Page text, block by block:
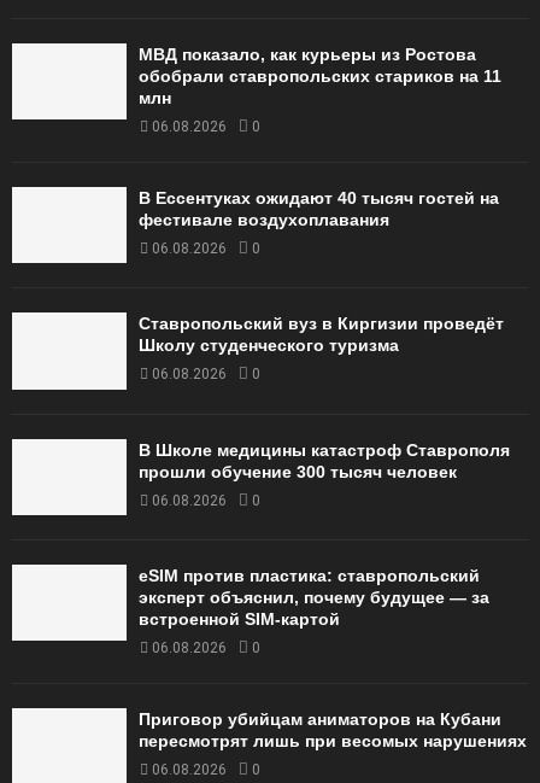
МВД показало, как курьеры из Ростова
обобрали ставропольских стариков на 11
млн
06.08.2026 0
В Ессентуках ожидают 40 тысяч гостей на
фестивале воздухоплавания
06.08.2026 0
Ставропольский вуз в Киргизии проведёт
Школу студенческого туризма
06.08.2026 0
В Школе медицины катастроф Ставрополя
прошли обучение 300 тысяч человек
06.08.2026 0
eSIM против пластика: ставропольский
эксперт объяснил, почему будущее — за
встроенной SIM-картой
06.08.2026 0
Приговор убийцам аниматоров на Кубани
пересмотрят лишь при весомых нарушениях
06.08.2026 0